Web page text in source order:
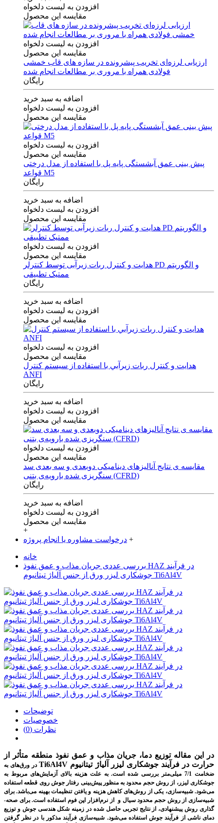
افزودن به لیست دلخواه
مقایسه این محصول
افزودن به لیست دلخواه
مقایسه این محصول
ارزیابی لرزه‌ای تخریب پیشرونده در سازه های قاب خمشی
فولادی همراه با مروری بر مطالعات انجام شده
رایگان
اضافه به سبد خرید
افزودن به لیست دلخواه
مقایسه این محصول
افزودن به لیست دلخواه
مقایسه این محصول
پیش بینی عمق آبشستگی پایه پل با استفاده از مدل درختی
قواعد M5
رایگان
اضافه به سبد خرید
افزودن به لیست دلخواه
مقایسه این محصول
افزودن به لیست دلخواه
مقایسه این محصول
هدایت و کنترل ربات زیرآبی توسط کنترلر PD و الگوریتم
ممتیک تطبیقی
رایگان
اضافه به سبد خرید
افزودن به لیست دلخواه
مقایسه این محصول
افزودن به لیست دلخواه
مقایسه این محصول
هدايت و كنترل ربات زيرآبي با استفاده از سيستم كنترل
ANFI
رایگان
اضافه به سبد خرید
افزودن به لیست دلخواه
مقایسه این محصول
افزودن به لیست دلخواه
مقایسه این محصول
مقایسه ی‌ نتایج آنالیزهای‌ دینامیکی‌ دوبعدی‌ و‌ سه بعدی‌ سد
سنگریزی‌ شده با‌رویه‌ی‌ بتنی‌ (CFRD)
رایگان
اضافه به سبد خرید
افزودن به لیست دلخواه
مقایسه این محصول
+
درخواست مشاوره یا انجام پروژه +
خانه
بررسی عددی جریان مذاب و عمق نفوذ HAZ در فرآیند
جوشکاری لیزر ورق از جنس آلیاژ تیتانیوم Ti6Al4V
توضیحات
خصوصیات
نظرات (0)
در این مقاله توزیع دما، جریان مذاب و عمق نفوذ منطقه متأثر از
حرارت در فرآیند جوشکاری لیزر آلیاژ تیتانیوم Ti6Al4Vدر ورق‌های به
ضخامت 7/1 میلی‌متر بررسی شده است. به علت هزینه بالای آزمایش‌های مربوط به
جوشکاری لیزر، از روش حجم محدود به منظور پیش‌بینی رفتار جوش روی قطعه استفاده
می‌شود. شبیه‌سازی، یکی از روش‌های کاهش هزینه و یافتن تنظیمات بهینه می‌باشد. برای
شبیه‌سازی از روش حجم محدود سیال و از نرم‌افزار اپن فوم استفاده است. برای صحه‌­
گذاری روش پیشنهادی، از نتایج تجربی حاصل شده در زمینه شکل هندسی جوش و توزیع
دمای ناشی از فرآیند جوش استفاده می­‌شود. شبیه‌سازی فرآیند مذکور با در نظر گرفتن